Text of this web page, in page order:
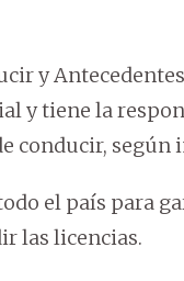
y
y tiene la
conducir, según
el país para
las licencias.